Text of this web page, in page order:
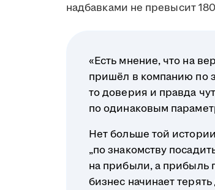
надбавками не превысит
«Есть мнение, что на
пришёл в компанию по
то доверия и правда
по одинаковым
Нет больше той
„по знакомству
на прибыли, а прибыль
бизнес начинает